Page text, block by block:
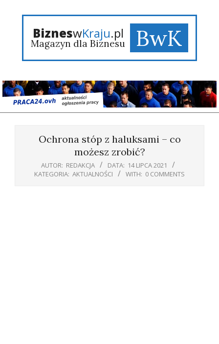
BizneswKraju.pl
Magazyn dla Biznesu BwK
Ochrona stóp z haluksami – co
możesz zrobić?
AUTOR: REDAKCJA DATA: 14 LIPCA 2021
KATEGORIA: AKTUALNOŚCI WITH: 0 COMMENTS